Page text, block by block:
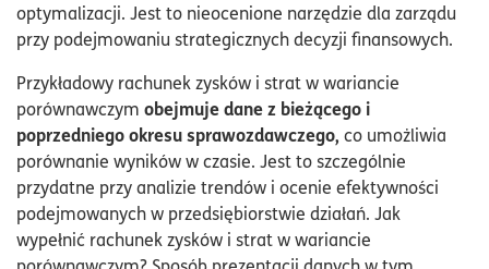
optymalizacji. Jest to nieocenione narzędzie dla zarządu
przy podejmowaniu strategicznych decyzji finansowych.
Przykładowy rachunek zysków i strat w wariancie
porównawczym obejmuje dane z bieżącego i
poprzedniego okresu sprawozdawczego, co umożliwia
porównanie wyników w czasie. Jest to szczególnie
przydatne przy analizie trendów i ocenie efektywności
podejmowanych w przedsiębiorstwie działań. Jak
wypełnić rachunek zysków i strat w wariancie